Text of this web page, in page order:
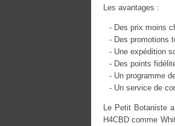
Les avantages :
- Des prix moins
- Des promotions
- Une expédition
- Des points
- Un programme
- Un service de
Le Petit Botaniste
H4CBD comme